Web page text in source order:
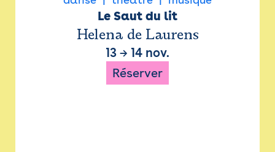
Le Saut du lit
Helena de Laurens
13 → 14 nov.
Réserver